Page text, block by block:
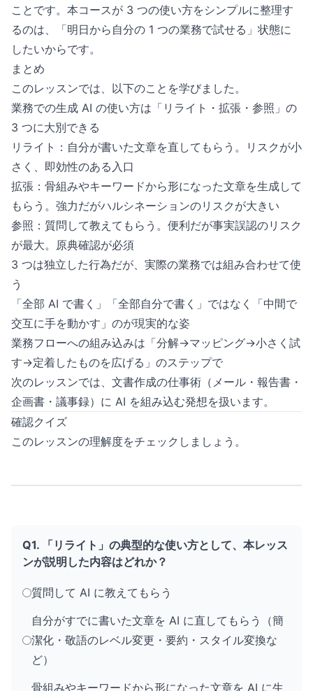
ことです。本コースが 3 つの使い方をシンプルに整理す
るのは、「明日から自分の 1 つの業務で試せる」状態に
したいからです。
まとめ
このレッスンでは、以下のことを学びました。
業務での生成 AI の使い方は「リライト・拡張・参照」の
3 つに大別できる
リライト：自分が書いた文章を直してもらう。リスクが小
さく、即効性のある入口
拡張：骨組みやキーワードから形になった文章を生成して
もらう。強力だがハルシネーションのリスクが大きい
参照：質問して教えてもらう。便利だが事実誤認のリスク
が最大。原典確認が必須
3 つは独立した行為だが、実際の業務では組み合わせて使
う
「全部 AI で書く」「全部自分で書く」ではなく「中間で
交互に手を動かす」のが現実的な姿
業務フローへの組み込みは「分解→マッピング→小さく試
す→定着したものを広げる」のステップで
次のレッスンでは、文書作成の仕事術（メール・報告書・
企画書・議事録）に AI を組み込む発想を扱います。
確認クイズ
このレッスンの理解度をチェックしましょう。
Q1. 「リライト」の典型的な使い方として、本レッス
ンが説明した内容はどれか？
質問して AI に教えてもらう
自分がすでに書いた文章を AI に直してもらう（簡
潔化・敬語のレベル変更・要約・スタイル変換な
ど）
骨組みやキーワードから形になった文章を AI に生